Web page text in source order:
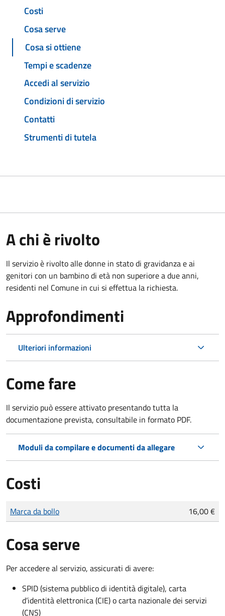
Costi
Cosa serve
Cosa si ottiene
Tempi e scadenze
Accedi al servizio
Condizioni di servizio
Contatti
Strumenti di tutela
A chi è rivolto
Il servizio è rivolto alle donne in stato di gravidanza e ai
genitori con un bambino di età non superiore a due anni,
residenti nel Comune in cui si effettua la richiesta.
Approfondimenti
Ulteriori informazioni
Come fare
Il servizio può essere attivato presentando tutta la
documentazione prevista, consultabile in formato PDF.
Moduli da compilare e documenti da allegare
Costi
Tipo di pagamento
Importo
Marca da bollo 16,00 €
Cosa serve
Per accedere al servizio, assicurati di avere:
SPID (sistema pubblico di identità digitale), carta
d’identità elettronica (CIE) o carta nazionale dei servizi
(CNS)